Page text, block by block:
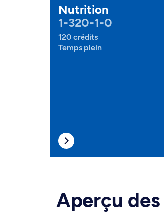
Nutrition
1-320-1-0
120 crédits
Temps plein
Aperçu